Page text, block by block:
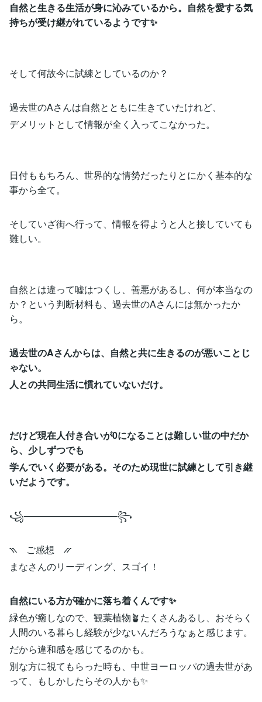
自然と生きる生活が身に沁みているから。自然を愛する気
持ちが受け継がれているようです✨
そして何故今に試練としているのか？
過去世のAさんは自然とともに生きていたけれど、
デメリットとして情報が全く入ってこなかった。
日付ももちろん、世界的な情勢だったりとにかく基本的な
事から全て。
そしていざ街へ行って、情報を得ようと人と接していても
難しい。
自然とは違って嘘はつくし、善悪があるし、何が本当なの
か？という判断材料も、過去世のAさんには無かったか
ら。
過去世のAさんからは、自然と共に生きるのが悪いことじ
ゃない。
人との共同生活に慣れていないだけ。
だけど現在人付き合いが0になることは難しい世の中だか
ら、少しずつでも
学んでいく必要がある。そのため現世に試練として引き継
いだようです。
꧁——————————꧂
⳹ ご感想 ⳼
まなさんのリーディング、スゴイ！
自然にいる方が確かに落ち着くんです✨
緑色が癒しなので、観葉植物🪴たくさんあるし、おそらく
人間のいる暮らし経験が少ないんだろうなぁと感じます。
だから違和感を感じてるのかも。
別な方に視てもらった時も、中世ヨーロッパの過去世があ
って、もしかしたらその人かも✨